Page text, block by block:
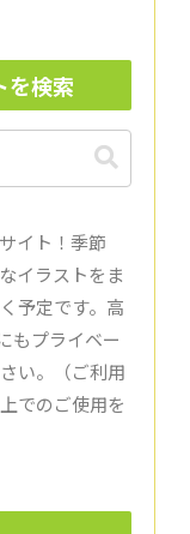
検索
イト！季節
イラストをま
予定です。高
もプライベー
い。（ご利用
でのご使用を